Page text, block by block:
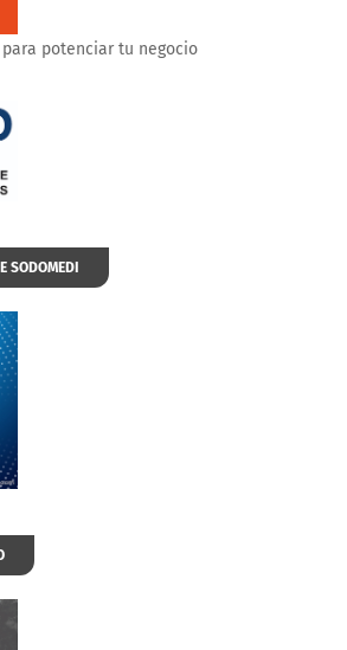
potenciar tu negocio
SODOMEDI